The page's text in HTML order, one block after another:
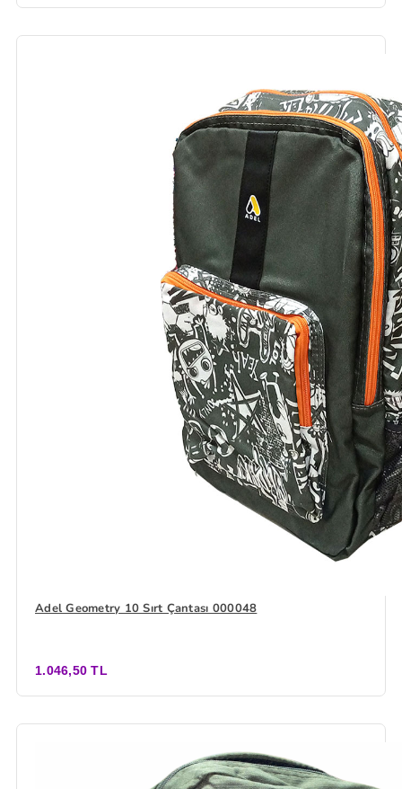
Adel Geometry 10 Sırt Çantası 000048
1.046,50 TL